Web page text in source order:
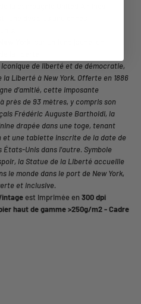
la liberté.
iconique de liberté et de démocratie,
Liberté à New York. Offerte en 1886
d'amitié, cette imposante
près de 93 mètres, y compris son
Frédéric Auguste Bartholdi, la
drapée dans une toge, tenant
et une tablette inscrite de la date de
Unis dans l'autre. Symbole
la Statue de la Liberté accueille
le monde dans le port de New York,
et inclusive.
est Imprimée en 300 dpi
haut de gamme >250g/m2 - Cadre